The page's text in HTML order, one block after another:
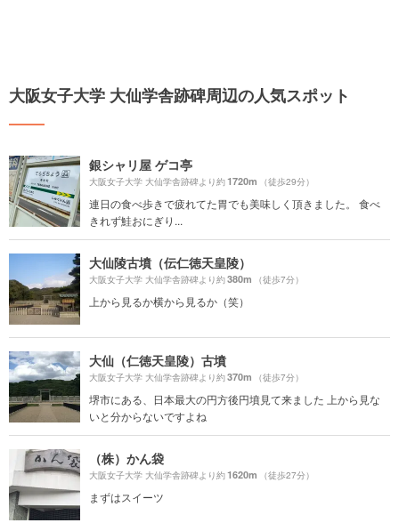
大阪女子大学 大仙学舎跡碑周辺の人気スポット
銀シャリ屋 ゲコ亭
大阪女子大学 大仙学舎跡碑より約1720m （徒歩29分）
連日の食べ歩きで疲れてた胃でも美味しく頂きました。 食べ
きれず鮭おにぎり...
大仙陵古墳（伝仁徳天皇陵）
大阪女子大学 大仙学舎跡碑より約380m （徒歩7分）
上から見るか横から見るか（笑）
大仙（仁徳天皇陵）古墳
大阪女子大学 大仙学舎跡碑より約370m （徒歩7分）
堺市にある、日本最大の円方後円墳見て来ました 上から見な
いと分からないですよね
（株）かん袋
大阪女子大学 大仙学舎跡碑より約1620m （徒歩27分）
まずはスイーツ